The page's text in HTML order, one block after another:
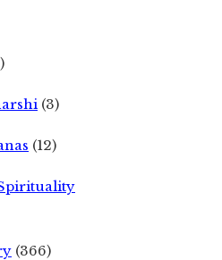
(3)
(12)
(366)